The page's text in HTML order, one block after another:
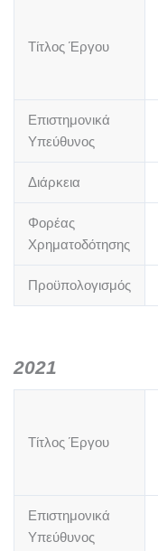
Τίτλος Έργου
Επιστημονικά
Υπεύθυνος
Διάρκεια
Φορέας
Χρηματοδότησης
Προϋπολογισμός
2021
Τίτλος Έργου
Επιστημονικά
Υπεύθυνος